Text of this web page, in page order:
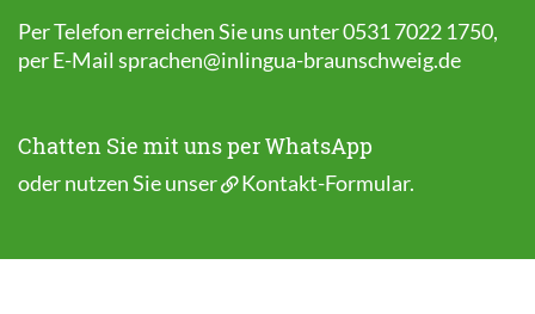
Per Telefon erreichen Sie uns unter 0531 7022 1750,
per E-Mail sprachen@inlingua-braunschweig.de
Chatten Sie mit uns per WhatsApp
oder nutzen Sie unser Kontakt-Formular.